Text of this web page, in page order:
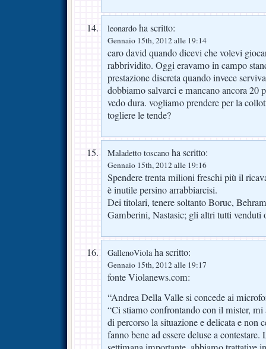
leonardo ha scritto:
Gennaio 15th, 2012 alle 19:14
caro david quando dicevi che volevi
rabbrividito. Oggi eravamo in campo
prestazione discreta quando invece
dobbiamo salvarci e mancano ancora 20
vedo dura. vogliamo prendere per la
togliere le tende?
Maladetto toscano ha scritto:
Gennaio 15th, 2012 alle 19:16
Spendere trenta milioni freschi più il
è inutile persino arrabbiarcisi.
Dei titolari, tenere soltanto Boruc,
Gamberini, Nastasic; gli altri tutti venduti
GallenoViolaha scritto:
Gennaio 15th, 2012 alle 19:17
fonte Violanews.com:
“Andrea Della Valle si concede ai
“Ci stiamo confrontando con il mister, mi
di percorso la situazione e delicata e non
fanno bene ad essere deluse a contestare.